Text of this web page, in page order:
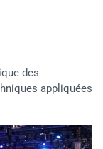
des
appliquées